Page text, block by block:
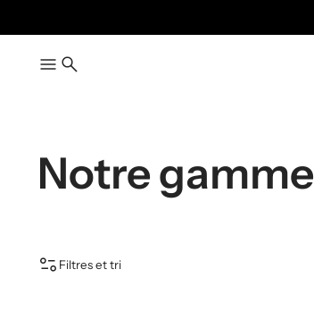
Notre gamme
Filtres et tri